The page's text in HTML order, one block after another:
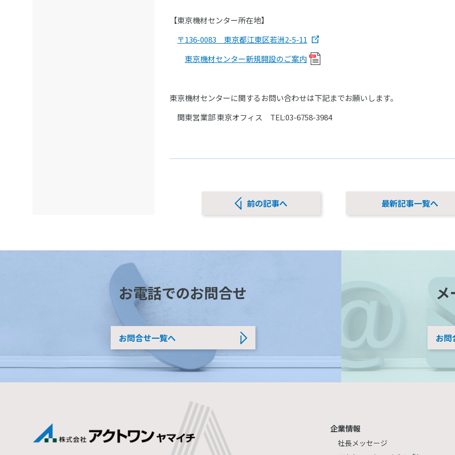
【東京機材センター所在地】
〒136-0083 東京都江東区若洲2-5-11
東京機材センター新規開設のご案内
東京機材センターに関するお問い合わせは下記までお願いします。
関東営業部 東京オフィス TEL:03-6758-3984
前の記事へ 最新記事一覧へ
お電話でのお問合せ
お問合せ一覧へ お問
企業情報
社長メッセージ